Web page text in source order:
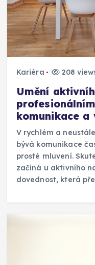
Kariéra 208
Umění
komunikace a
V rychlém a
bývá komunikace
prosté mluvení.
začíná u aktivního
dovednost, která